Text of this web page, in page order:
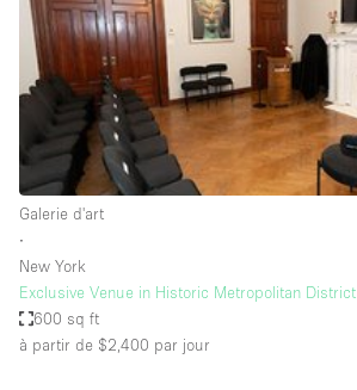
Maison / Villa / Hôtel Particulier
Restaurant / Bar / Café
Rooftop
Salle
Salle de Conférence
Salle de Réunion
Salon / Festival
Salon Beauté / Coiffure
Studio Photo / Tournage
Galerie d'art
∙
New York
Exclusive Venue in Historic Metropolitan District
600 sq ft
à partir de $2,400 par jour